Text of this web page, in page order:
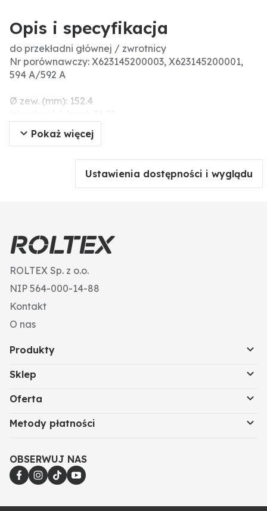
Opis i specyfikacja
do przekładni głównej / zwrotnicy
Nr porównawczy: X623145200003, X623145200001,
594 A/592 A
Ø zew. (mm): 152.4
Wymiary (mm): 95,25 x 152,4 x 36,32
Ø wew. (mm): 95.25
Pokaż więcej
Ustawienia dostępności i wyglądu
ROLTEX Sp. z o.o.
NIP 564-000-14-88
Kontakt
O nas
Produkty
Sklep
Oferta
Metody płatności
OBSERWUJ NAS